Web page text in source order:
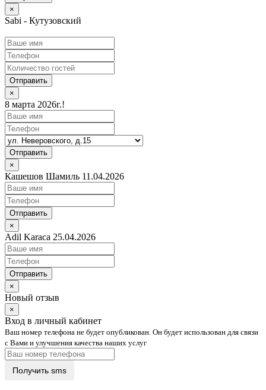
×
Sabi - Кутузовский
Отправить
×
8 марта 2026г.!
Отправить
×
Кашешов Шамиль 11.04.2026
Отправить
×
Adil Karaca 25.04.2026
Отправить
×
Новый отзыв
×
Вход в личный кабинет
Ваш номер телефона не будет опубликован. Он будет использован для связи
с Вами и улучшения качества наших услуг